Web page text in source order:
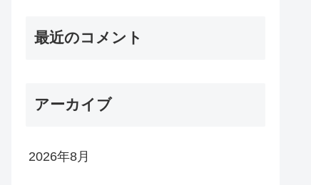
最近のコメント
アーカイブ
2026年8月